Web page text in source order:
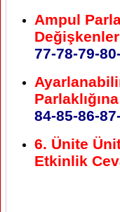
Ampul
77-78-79-
84-85-86-
6. Ünite
Etkinlik